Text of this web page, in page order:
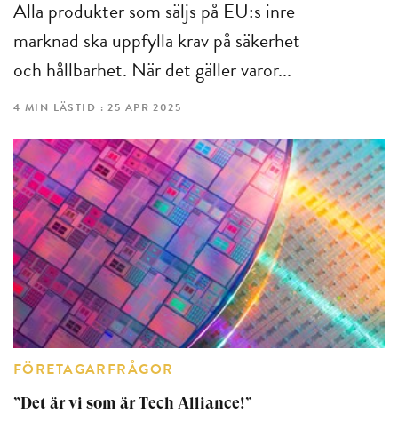
Alla produkter som säljs på EU:s inre
marknad ska uppfylla krav på säkerhet
och hållbarhet. När det gäller varor...
4 MIN LÄSTID : 25 APR 2025
FÖRETAGARFRÅGOR
”Det är vi som är Tech Alliance!”